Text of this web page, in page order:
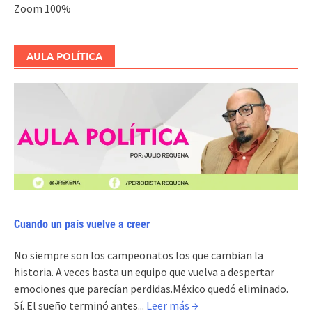
Zoom 100%
AULA POLÍTICA
Cuando un país vuelve a creer
No siempre son los campeonatos los que cambian la
historia. A veces basta un equipo que vuelva a despertar
emociones que parecían perdidas.México quedó eliminado.
Sí. El sueño terminó antes... Leer más →